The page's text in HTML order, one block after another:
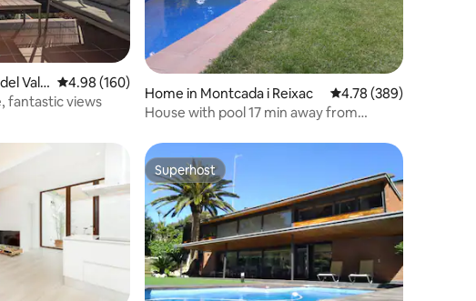
Vall
4.98 out of 5 average rating, 160 reviews
4.98 (160)
fantastic views
Home in Montcada i Reixac 4.78 out of 5 average
4.78 (389)
House with pool 17 min away from
Superhost
Superhost